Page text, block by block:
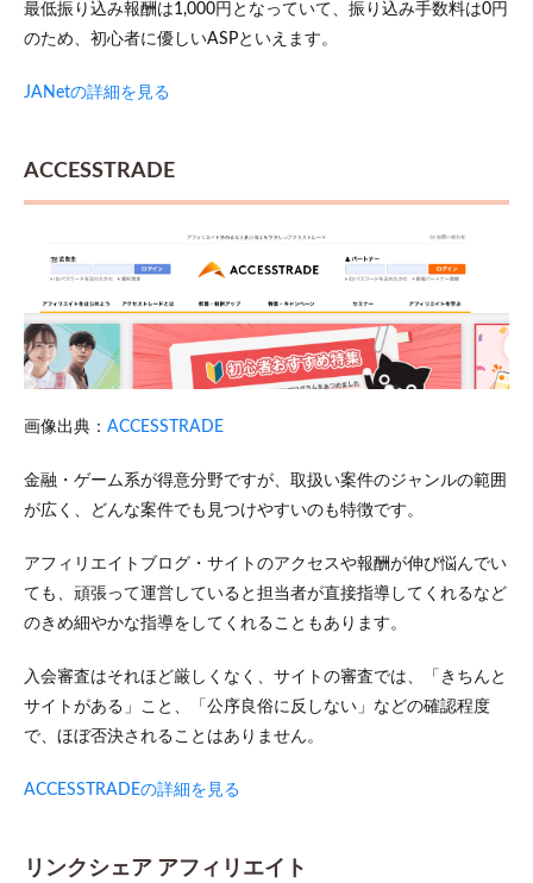
最低振り込み報酬は1,000円となっていて、振り込み手数料は0円
のため、初心者に優しいASPといえます。
JANetの詳細を見る
ACCESSTRADE
画像出典： ACCESSTRADE
金融・ゲーム系が得意分野ですが、取扱い案件のジャンルの範囲
が広く、どんな案件でも見つけやすいのも特徴です。
アフィリエイトブログ・サイトのアクセスや報酬が伸び悩んでい
ても、頑張って運営していると担当者が直接指導してくれるなど
のきめ細やかな指導をしてくれることもあります。
入会審査はそれほど厳しくなく、サイトの審査では、「きちんと
サイトがある」こと、「公序良俗に反しない」などの確認程度
で、ほぼ否決されることはありません。
ACCESSTRADEの詳細を見る
リンクシェア アフィリエイト